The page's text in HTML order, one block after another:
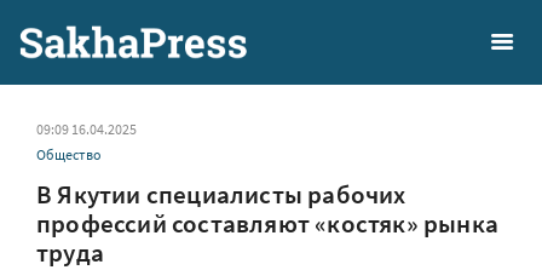
09:09 16.04.2025
Общество
В Якутии специалисты рабочих
профессий составляют «костяк» рынка
труда